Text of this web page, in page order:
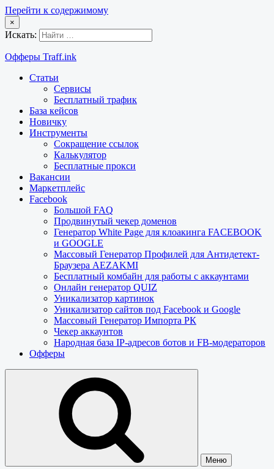
Перейти к содержимому
×
Искать:
Офферы Traff.ink
Статьи
Сервисы
Бесплатный трафик
База кейсов
Новичку
Инструменты
Сокращение ссылок
Калькулятор
Бесплатные прокси
Вакансии
Маркетплейс
Facebook
Большой FAQ
Продвинутый чекер доменов
Генератор White Page для клоакинга FACEBOOK
и GOOGLE
Массовый Генератор Профилей для Антидетект-
Браузера AEZAKMI
Бесплатный комбайн для работы с аккаунтами
Онлайн генератор QUIZ
Уникализатор картинок
Уникализатор сайтов под Facebook и Google
Массовый Генератор Импорта РК
Чекер аккаунтов
Народная база IP-адресов ботов и FB-модераторов
Офферы
Меню